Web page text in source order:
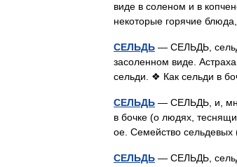
виде в соленом и в
некоторые горячие
СЕЛЬДЬ — СЕЛЬДЬ,
засоленном виде.
сельди. ❖ Как сельди в
СЕЛЬДЬ — СЕЛЬДЬ, и, мн.
в бочке (о людях,
ое. Семейство
СЕЛЬДЬ — СЕЛЬДЬ,